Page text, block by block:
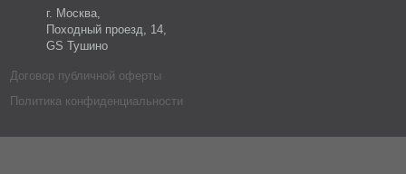
г. Москва,
Походный проезд, 14,
GS Тушино
Договор публичной оферты
Политика конфиденциальности